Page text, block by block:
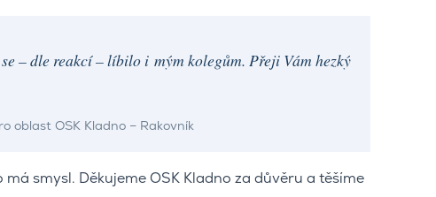
– dle reakcí – líbilo i mým kolegům. Přeji Vám hezký
oblast OSK Kladno – Rakovník
smysl. Děkujeme OSK Kladno za důvěru a těšíme